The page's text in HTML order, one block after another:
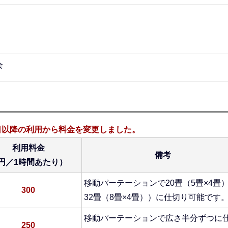
降の利用から料金を変更しました。
利用料金
／1時間あたり）
備考
300
移動パーテーションで20畳（5畳×4畳
32畳（8畳×4畳））に仕切り可能です。
250
移動パーテーションで広さ半分ずつに